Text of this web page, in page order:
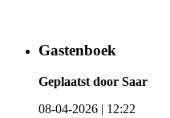
Gastenboek
Geplaatst door Saar
08-04-2026 | 12:22